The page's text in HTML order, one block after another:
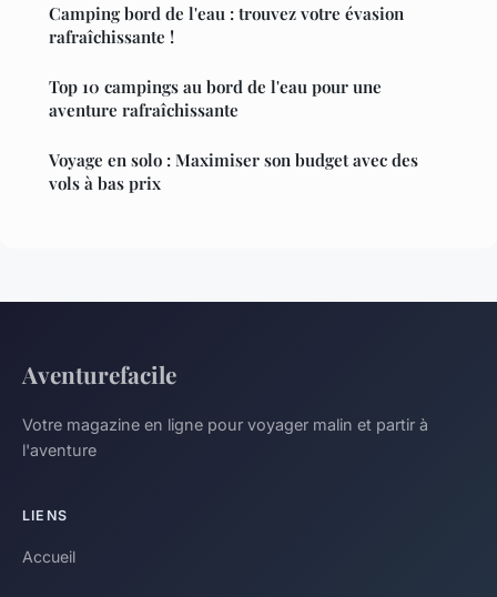
Camping bord de l'eau : trouvez votre évasion
rafraîchissante !
Top 10 campings au bord de l'eau pour une
aventure rafraîchissante
Voyage en solo : Maximiser son budget avec des
vols à bas prix
Aventurefacile
Votre magazine en ligne pour voyager malin et partir à
l'aventure
LIENS
Accueil